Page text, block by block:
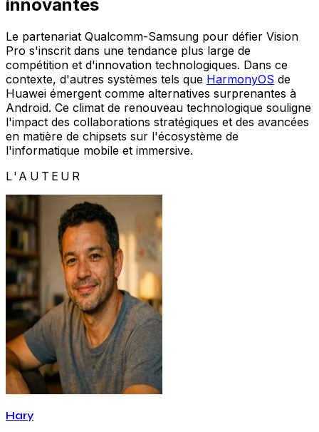
innovantes
Le partenariat Qualcomm-Samsung pour défier Vision
Pro s'inscrit dans une tendance plus large de
compétition et d'innovation technologiques. Dans ce
contexte, d'autres systèmes tels que HarmonyOS de
Huawei émergent comme alternatives surprenantes à
Android. Ce climat de renouveau technologique souligne
l'impact des collaborations stratégiques et des avancées
en matière de chipsets sur l'écosystème de
l'informatique mobile et immersive.
L'AUTEUR
Hary